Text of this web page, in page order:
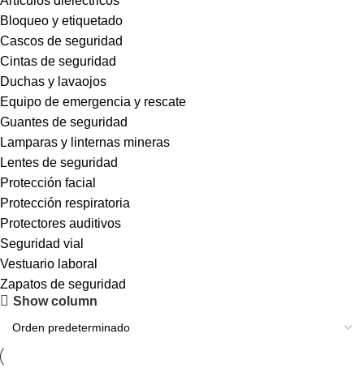
Bloqueo y etiquetado
Cascos de seguridad
Cintas de seguridad
Duchas y lavaojos
Equipo de emergencia y rescate
Guantes de seguridad
Lamparas y linternas mineras
Lentes de seguridad
Protección facial
Protección respiratoria
Protectores auditivos
Seguridad vial
Vestuario laboral
Zapatos de seguridad
Show column